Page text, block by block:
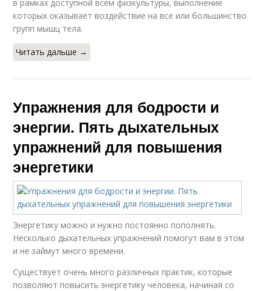
в рамках доступной всем физкультуры, выполнение
которых оказывает воздействие на все или большинство
групп мышц тела.
Читать дальше →
Упражнения для бодрости и
энергии. Пять дыхательных
упражнений для повышения
энергетики
Энергетику можно и нужно постоянно пополнять.
Несколько дыхательных упражнений помогут вам в этом
и не займут много времени.
Существует очень много различных практик, которые
позволяют повысить энергетику человека, начиная со